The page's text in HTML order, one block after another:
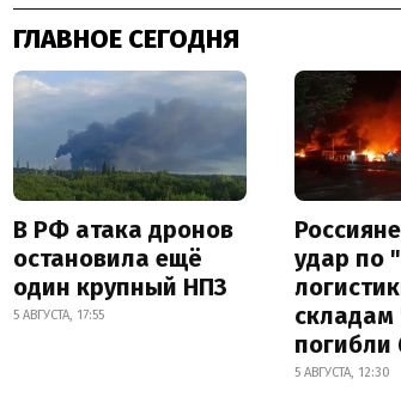
ГЛАВНОЕ СЕГОДНЯ
В РФ атака дронов
остановила ещё
один крупный НПЗ
5 АВГУСТА, 17:55
удар по
погибли
5 АВГУСТА, 12:30